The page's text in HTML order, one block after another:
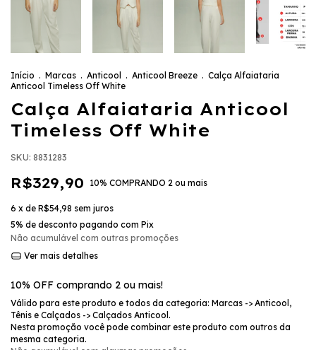
Início . Marcas . Anticool . Anticool Breeze . Calça Alfaiataria
Anticool Timeless Off White
Calça Alfaiataria Anticool
Timeless Off White
SKU: 8831283
R$329,90 10% COMPRANDO 2 ou mais
6 x de R$54,98 sem juros
5% de desconto pagando com Pix
Não acumulável com outras promoções
Ver mais detalhes
10% OFF comprando 2 ou mais!
Válido para este produto e todos da categoria: Marcas -> Anticool,
Tênis e Calçados -> Calçados Anticool.
Nesta promoção você pode combinar este produto com outros da
mesma categoria.